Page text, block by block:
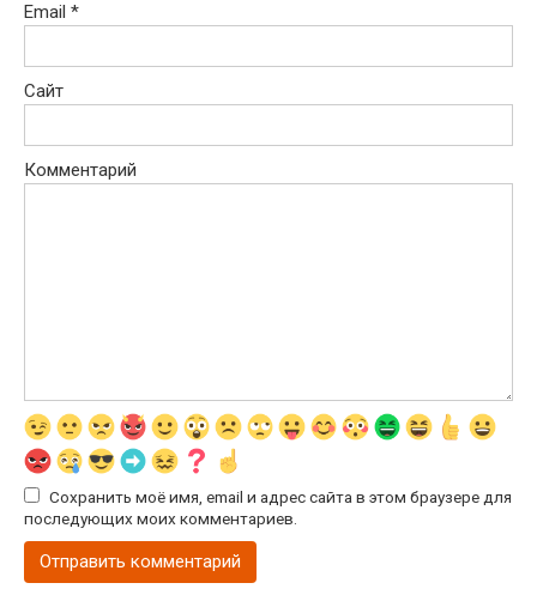
Email *
Сайт
Комментарий
Сохранить моё имя, email и адрес сайта в этом браузере для
последующих моих комментариев.